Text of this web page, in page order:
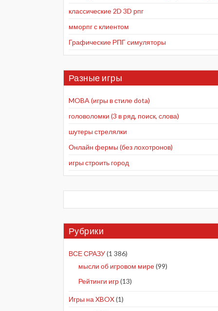
классические 2D 3D рпг
мморпг с клиентом
Графические РПГ симуляторы
Разные игры
MOBA (игры в стиле dota)
головоломки (3 в ряд, поиск, слова)
шутеры стрелялки
Онлайн фермы (без лохотронов)
игры строить город
Рубрики
ВСЕ СРАЗУ(1 386)
мысли об игровом мире(99)
Рейтинги игр(13)
Игры на XBOX(1)